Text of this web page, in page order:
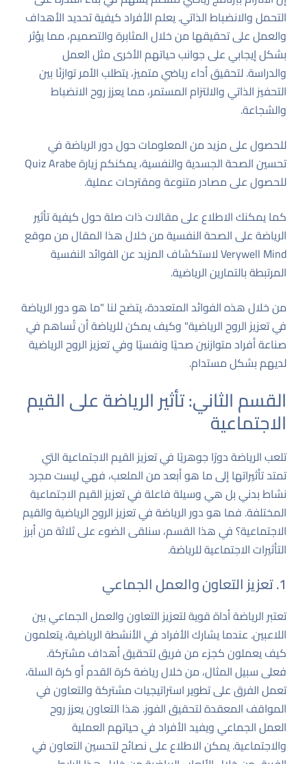
التحمل والانضباط الذاتي. يعلم الأفراد كيفية تحديد الأهداف
والعمل على تحقيقها من خلال المثابرة والتصميم، مما يؤثر
بشكل إيجابي على جوانب حياتهم الأخرى مثل العمل
والدراسة. لتحقيق أداء رياضي متميز، يتطلب الأمر توازنًا بين
التحفيز الذاتي والالتزام المستمر، مما يعزز روح الانضباط
والشجاعة.
للحصول على مزيد من المعلومات حول دور الرياضة في
تحسين الصحة الجسدية والنفسية، يمكنكم زيارةQuiz Arabe
للحصول على مصادر متنوعة ومقترحات عملية.
كما يمكنك الاطلاع على مقالات ذات صلة حول كيفية تأثير
الرياضة على الصحة النفسية من خلال هذا المقالمن موقع
Verywell Mind لاستكشاف المزيد عن الفوائد النفسية
المرتبطة بالتمارين الرياضية.
من خلال هذه الفوائد المتعددة، يتضح لنا "ما هو دور الرياضة
في تعزيز الروح الرياضية" وكيف يمكن للرياضة أن تُساهم في
صناعة أفراد متوازنين صحيًا ونفسيًا وفي تعزيز الروح الرياضية
لديهم بشكل مستدام.
القسم الثاني: تأثير الرياضة على القيم
الاجتماعية
تلعب الرياضة دورًا جوهريًا في تعزيز القيم الاجتماعية التي
تمتد تأثيراتها إلى ما هو أبعد من الملعب، فهي ليست مجرد
نشاط بدني بل هي وسيلة فاعلة في تعزيز القيم الاجتماعية
المختلفة. فما هو دور الرياضة في تعزيز الروح الرياضية والقيم
الاجتماعية؟ في هذا القسم، سنلقى الضوء على ثلاثة من أبرز
التأثيرات الاجتماعية للرياضة.
1. تعزيز التعاون والعمل الجماعي
تعتبر الرياضة أداة قوية لتعزيز التعاون والعمل الجماعي بين
اللاعبين. عندما يشارك الأفراد في الأنشطة الرياضية، يتعلمون
كيف يعملون كجزء من فريق لتحقيق أهداف مشتركة.
فعلى سبيل المثال، من خلال رياضة كرة القدم أو كرة السلة،
تعمل الفرق على تطوير استراتيجيات مشتركة والتعاون في
المواقف المعقدة لتحقيق الفوز. هذا التعاون يعزز روح
العمل الجماعي ويفيد الأفراد في حياتهم العملية
والاجتماعية. يمكن الاطلاع على نصائح لتحسين التعاون في